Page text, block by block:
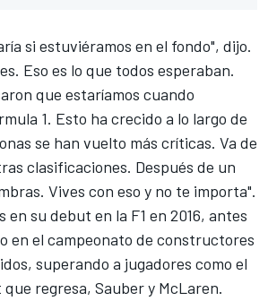
si estuviéramos en el fondo", dijo.
Eso es lo que todos esperaban.
que estaríamos cuando
1. Esto ha crecido a lo largo de
se han vuelto más críticas. Va de
clasificaciones. Después de un
Vives con eso y no te importa".
en su debut en la F1 en 2016, antes
en el campeonato de constructores
superando a jugadores como el
que regresa, Sauber y McLaren.